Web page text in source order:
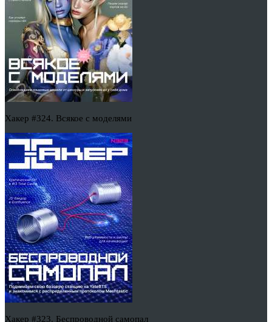
Хакер #324. Всякое с моделями
Хакер #323. Беспроводной самопал